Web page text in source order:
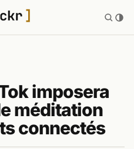
imposera
méditation
connectés